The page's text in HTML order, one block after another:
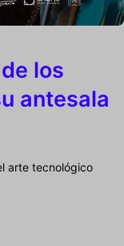
los
antesala
arte tecnológico